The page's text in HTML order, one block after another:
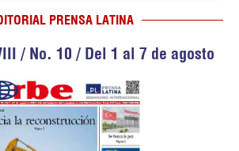
PRENSA LATINA
/ No. 10 / Del 1 al 7 de agosto